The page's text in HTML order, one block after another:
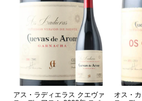
アス・ラディエラス クエヴァ
オス・